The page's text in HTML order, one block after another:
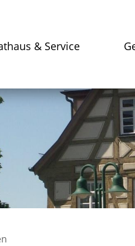
& Service